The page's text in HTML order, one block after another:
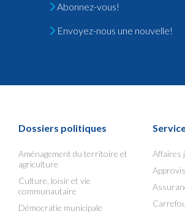
Abonnez-vous!
Envoyez-nous une nouvelle!
Dossiers politiques
Aménagement du territoire et
agriculture
Culture, loisir et vie
communautaire
Démocratie municipale
Affaires